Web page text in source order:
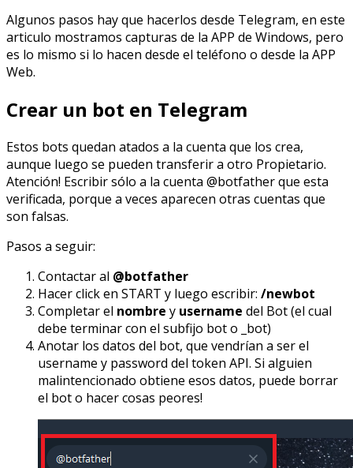
Algunos pasos hay que hacerlos desde Telegram, en este
articulo mostramos capturas de la APP de Windows, pero
es lo mismo si lo hacen desde el teléfono o desde la APP
Web.
Crear un bot en Telegram
Estos bots quedan atados a la cuenta que los crea,
aunque luego se pueden transferir a otro Propietario.
Atención! Escribir sólo a la cuenta @botfather que esta
verificada, porque a veces aparecen otras cuentas que
son falsas.
Pasos a seguir:
Contactar al @botfather
Hacer click en START y luego escribir: /newbot
Completar el nombre y username del Bot (el cual
debe terminar con el subfijo bot o _bot)
Anotar los datos del bot, que vendrían a ser el
username y password del token API. Si alguien
malintencionado obtiene esos datos, puede borrar
el bot o hacer cosas peores!